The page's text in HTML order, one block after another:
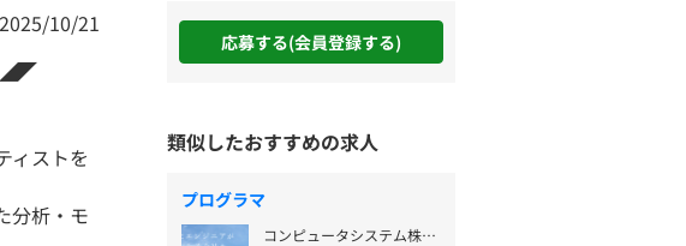
10/21
◢◤
ィストを
分析・モ
応募する(会員登録する)
類似したおすすめの求人
プログラマ
コンピュータシステム株式会社